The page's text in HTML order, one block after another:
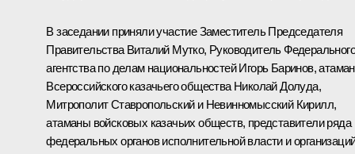
В заседании приняли участие Заместитель Председателя
Правительства Виталий Мутко, Руководитель
агентства по делам национальностей Игорь Баринов, атаман
Всероссийского казачьего общества Николай Долуда,
Митрополит Ставропольский и Невинномысский Кирилл,
атаманы войсковых казачьих обществ, представители ряда
федеральных органов исполнительной власти и